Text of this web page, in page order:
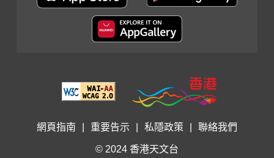
網頁指南 重要告示 私隱政策 聯絡我們
© 2024 香港天文台